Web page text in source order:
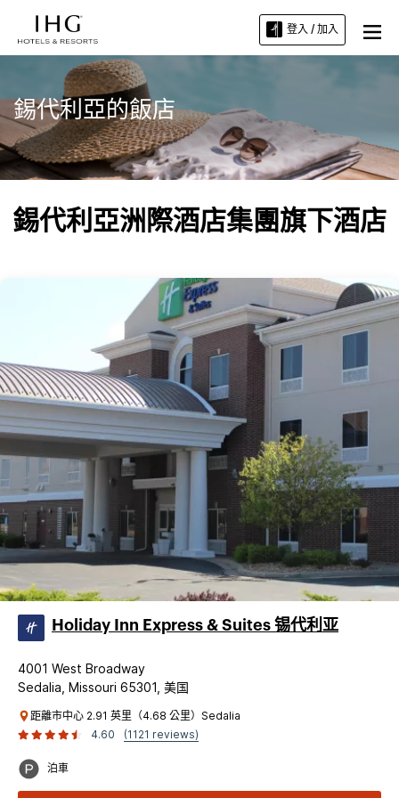
登入 / 加入
錫代利亞的飯店
錫代利亞洲際酒店集團旗下酒店
Holiday Inn Express & Suites 锡代利亚
4001 West Broadway
Sedalia, Missouri 65301, 美国
距離市中心 2.91 英里（4.68 公里）Sedalia
4.60
(1121 reviews)
泊車